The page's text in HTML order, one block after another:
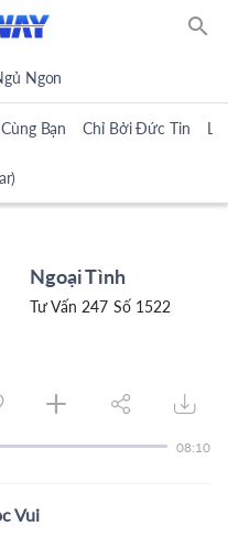
search
Ngon
Bạn Chỉ Bởi Đức Tin
Ngoại Tình
Tư Vấn 247 Số 1522
08:10
Vui